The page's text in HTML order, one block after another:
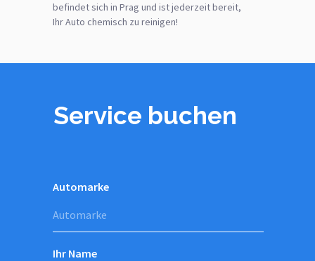
befindet sich in Prag und ist jederzeit bereit,
Ihr Auto chemisch zu reinigen!
Service buchen
Automarke
Ihr Name